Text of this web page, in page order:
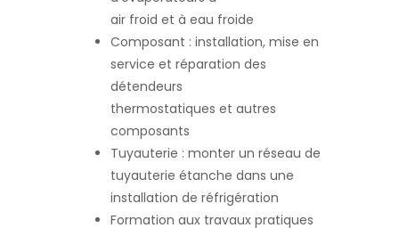
air froid et à eau froide
Composant : installation, mise en
service et réparation des
détendeurs
thermostatiques et autres
composants
Tuyauterie : monter un réseau de
tuyauterie étanche dans une
installation de réfrigération
Formation aux travaux pratiques